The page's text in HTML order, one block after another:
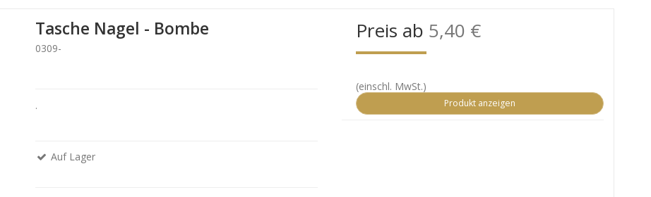
Tasche Nagel - Bombe
0309-
.
Auf Lager
Preis ab 5,40 €
(einschl. MwSt.)
Produkt anzeigen